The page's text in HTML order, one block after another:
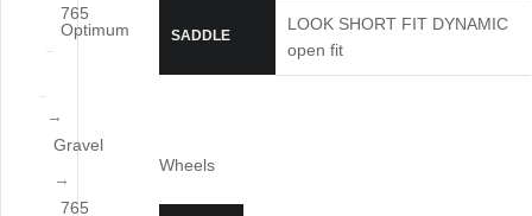
SADDLE
LOOK SHORT FIT DYNAMIC
open fit
Wheels
765
Optimum
Gravel
765